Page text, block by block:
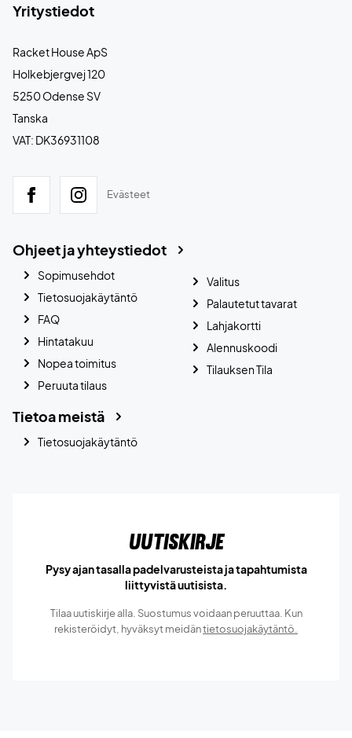
Yritystiedot
Racket House ApS
Holkebjergvej 120
5250 Odense SV
Tanska
VAT: DK36931108
Evästeet
Ohjeet ja yhteystiedot
Sopimusehdot
Tietosuojakäytäntö
FAQ
Hintatakuu
Nopea toimitus
Peruuta tilaus
Valitus
Palautetut tavarat
Lahjakortti
Alennuskoodi
Tilauksen Tila
Tietoa meistä
Tietosuojakäytäntö
Uutiskirje
Pysy ajan tasalla padelvarusteista ja tapahtumista
liittyvistä uutisista.
Tilaa uutiskirje alla. Suostumus voidaan peruuttaa. Kun
rekisteröidyt, hyväksyt meidäntietosuojakäytäntö.